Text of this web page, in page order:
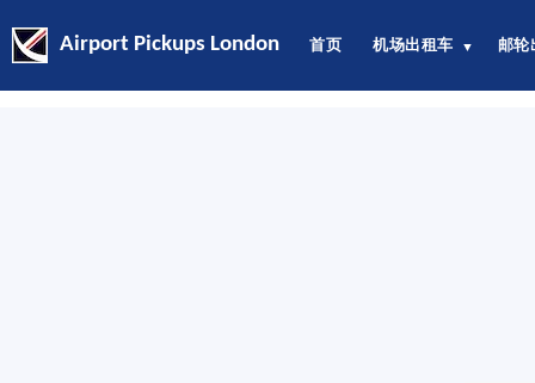
Airport Pickups London 首页 机场出租车 ▼ 邮轮